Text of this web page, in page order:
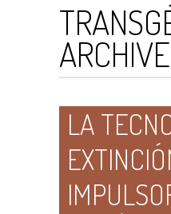
ARCHIVE
LA